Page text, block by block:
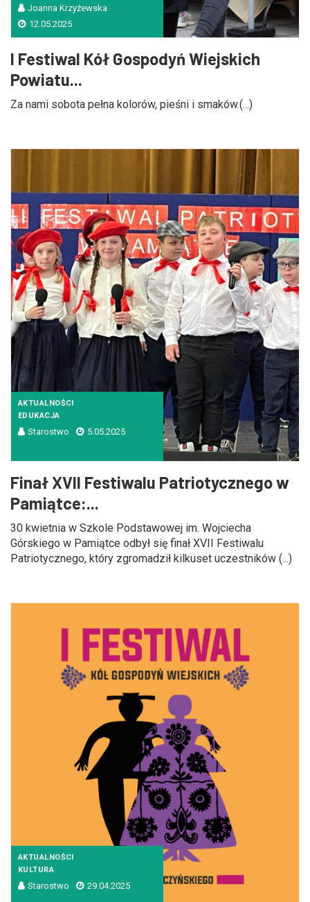
Joanna Krzyżewska
12.05.2025
I Festiwal Kół Gospodyń Wiejskich
Powiatu...
Za nami sobota pełna kolorów, pieśni i smaków.(...)
AKTUALNOŚCI
EDUKACJA
Starostwo 5.05.2025
Finał XVII Festiwalu Patriotycznego w
Pamiątce:...
30 kwietnia w Szkole Podstawowej im. Wojciecha
Górskiego w Pamiątce odbył się finał XVII Festiwalu
Patriotycznego, który zgromadził kilkuset uczestników (...)
AKTUALNOŚCI
KULTURA
Starostwo 29.04.2025